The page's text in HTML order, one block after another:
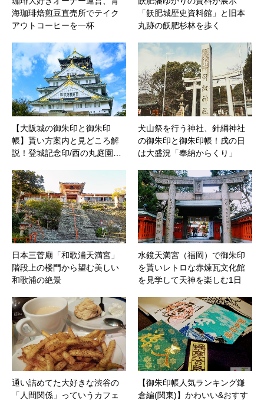
海珈琲焙煎豆直売所でテイク
アウトコーヒーを一杯
「飫肥城歴史資料館」と旧本
丸跡の飫肥杉林を歩く
【大阪城の御朱印と御朱印
帳】貰い方案内と見どころ解
説！登城記念印/西の丸庭園…
犬山祭を行う神社、針綱神社
の御朱印と御朱印帳！戌の日
は大盛況「奉納からくり」
日本三菅廟「和歌浦天満宮」
階段上の楼門から望む美しい
和歌浦の絶景
水鏡天満宮（福岡）で御朱印
を貰いレトロな赤煉瓦文化館
を見学して天神を楽しむ1日
通い詰めてた大好きな渋谷の
「人間関係」っていうカフェ
【御朱印帳人気ランキング鎌
倉編(関東)】かわいい&おすす